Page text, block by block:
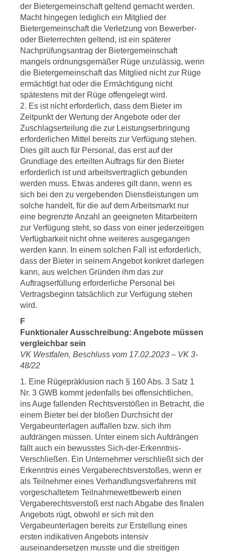
der Bietergemeinschaft geltend gemacht werden.
Macht hingegen lediglich ein Mitglied der
Bietergemeinschaft die Verletzung von Bewerber-
oder Bieterrechten geltend, ist ein späterer
Nachprüfungsantrag der Bietergemeinschaft
mangels ordnungsgemäßer Rüge unzulässig, wenn
die Bietergemeinschaft das Mitglied nicht zur Rüge
ermächtigt hat oder die Ermächtigung nicht
spätestens mit der Rüge offengelegt wird.
2. Es ist nicht erforderlich, dass dem Bieter im
Zeitpunkt der Wertung der Angebote oder der
Zuschlagserteilung die zur Leistungserbringung
erforderlichen Mittel bereits zur Verfügung stehen.
Dies gilt auch für Personal, das erst auf der
Grundlage des erteilten Auftrags für den Bieter
erforderlich ist und arbeitsvertraglich gebunden
werden muss. Etwas anderes gilt dann, wenn es
sich bei den zu vergebenden Dienstleistungen um
solche handelt, für die auf dem Arbeitsmarkt nur
eine begrenzte Anzahl an geeigneten Mitarbeitern
zur Verfügung steht, so dass von einer jederzeitigen
Verfügbarkeit nicht ohne weiteres ausgegangen
werden kann. In einem solchen Fall ist erforderlich,
dass der Bieter in seinem Angebot konkret darlegen
kann, aus welchen Gründen ihm das zur
Auftragserfüllung erforderliche Personal bei
Vertragsbeginn tatsächlich zur Verfügung stehen
wird.
F
Funktionaler Ausschreibung: Angebote müssen
vergleichbar sein
VK Westfalen, Beschluss vom 17.02.2023 – VK 3-
48/22
1. Eine Rügepräklusion nach § 160 Abs. 3 Satz 1
Nr. 3 GWB kommt jedenfalls bei offensichtlichen,
ins Auge fallenden Rechtsverstößen in Betracht, die
einem Bieter bei der bloßen Durchsicht der
Vergabeunterlagen auffallen bzw. sich ihm
aufdrängen müssen. Unter einem sich Aufdrängen
fällt auch ein bewusstes Sich-der-Erkenntnis-
Verschließen. Ein Unternehmer verschließt sich der
Erkenntnis eines Vergaberechtsverstoßes, wenn er
als Teilnehmer eines Verhandlungsverfahrens mit
vorgeschaltetem Teilnahmewettbewerb einen
Vergaberechtsverstoß erst nach Abgabe des finalen
Angebots rügt, obwohl er sich mit den
Vergabeunterlagen bereits zur Erstellung eines
ersten indikativen Angebots intensiv
auseinandersetzen musste und die streitigen